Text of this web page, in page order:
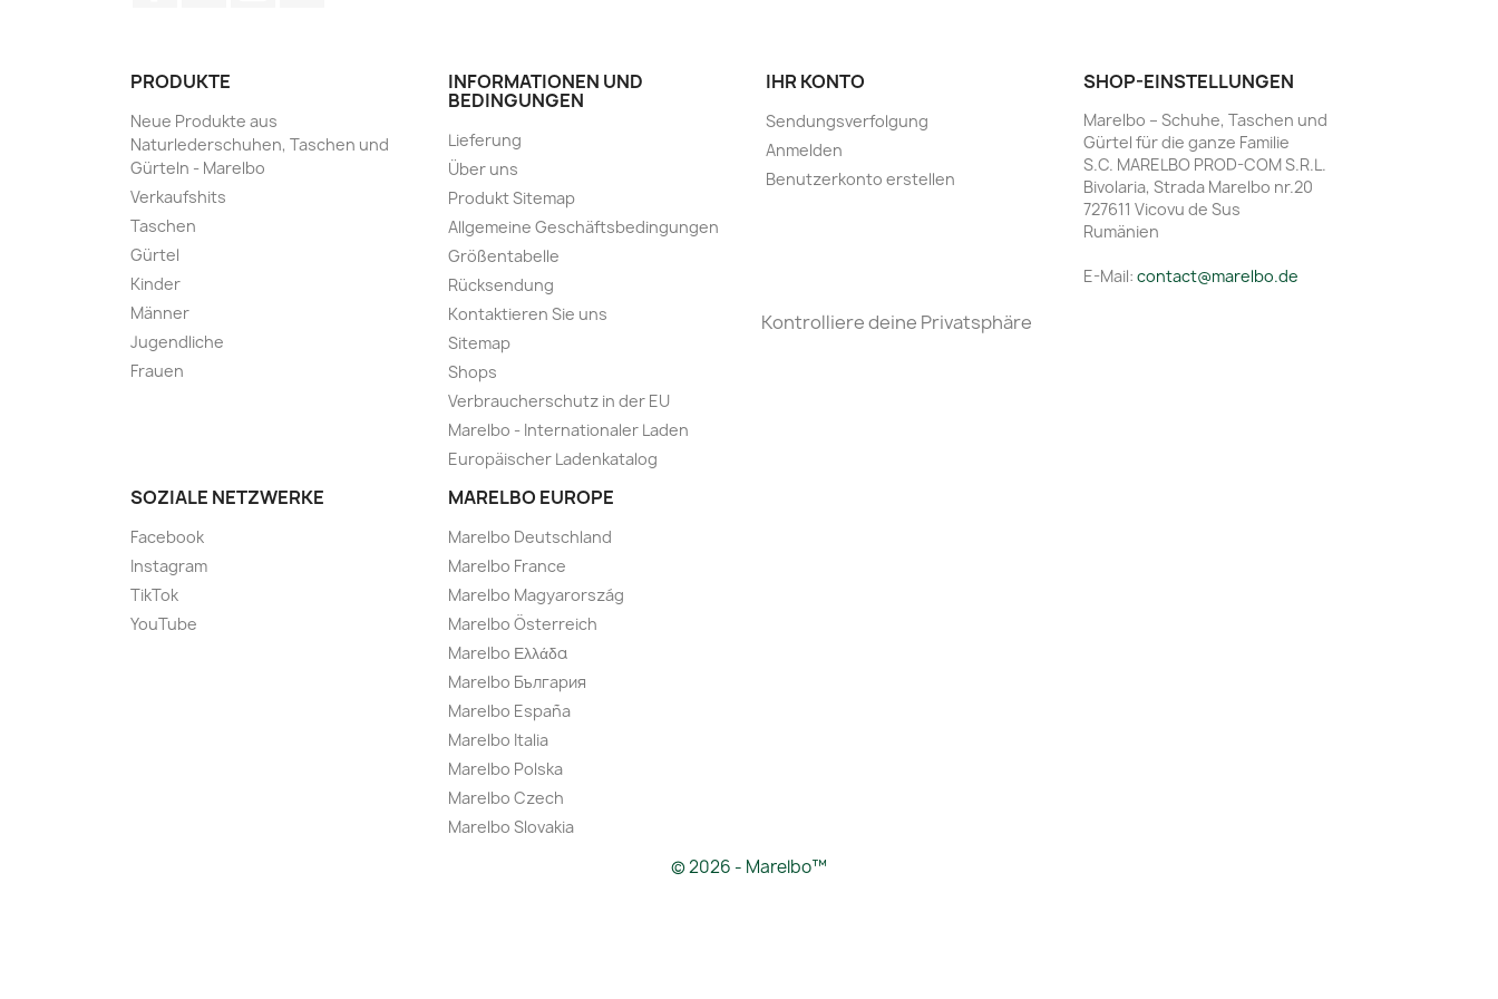
PRODUKTE
Neue Produkte aus
Naturlederschuhen, Taschen und
Gürteln - Marelbo
Verkaufshits
Taschen
Gürtel
Kinder
Männer
Jugendliche
Frauen
INFORMATIONEN UND
BEDINGUNGEN
Lieferung
Über uns
Produkt Sitemap
Allgemeine Geschäftsbedingungen
Größentabelle
Rücksendung
Kontaktieren Sie uns
Sitemap
Shops
Verbraucherschutz in der EU
Marelbo - Internationaler Laden
Europäischer Ladenkatalog
SOZIALE NETZWERKE
Facebook
Instagram
TikTok
YouTube
MARELBO EUROPE
Marelbo Deutschland
Marelbo France
Marelbo Magyarország
Marelbo Österreich
Marelbo Ελλάδα
Marelbo България
Marelbo España
Marelbo Italia
Marelbo Polska
Marelbo Czech
Marelbo Slovakia
IHR KONTO
Sendungsverfolgung
Anmelden
Benutzerkonto erstellen
SHOP-EINSTELLUNGEN
Marelbo – Schuhe, Taschen und
Gürtel für die ganze Familie
S.C. MARELBO PROD-COM S.R.L.
Bivolaria, Strada Marelbo nr.20
727611 Vicovu de Sus
Rumänien
E-Mail: contact@marelbo.de
Kontrolliere deine Privatsphäre
© 2026 - Marelbo™